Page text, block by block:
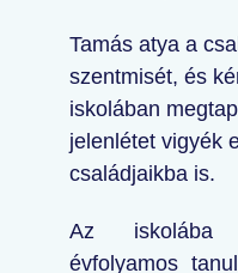
Tamás atya a
szentmisét, és
iskolában
jelenlétet vigyék
családjaikba is.
Az iskolába
évfolyamos